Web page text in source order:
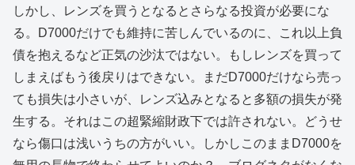
しかし、レンズを買うとなるとさらなる投資が必要にな
る。D7000だけでも維持に苦しんでいるのに、これ以上負
債を抱えるなど正気の沙汰ではない。もしレンズを買って
しまえばもう後戻りはできない。まだD7000だけなら売っ
ても損失は小さいが、レンズ込みとなると多額の損失が発
生する。それはこの超緊縮財政下では許されない。どうせ
なら傷口は浅いうちの方がいい。しかしこのままD7000を